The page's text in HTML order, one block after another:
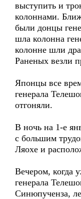
выступить и
колоннами.
были донцы
шла колонна
колонне шли
Раненых везли
Японцы все
генерала
отгоняли.
В ночь на 1-е
с большим
Ляохе и
Вечером, когда
генерала
Синюпученза,